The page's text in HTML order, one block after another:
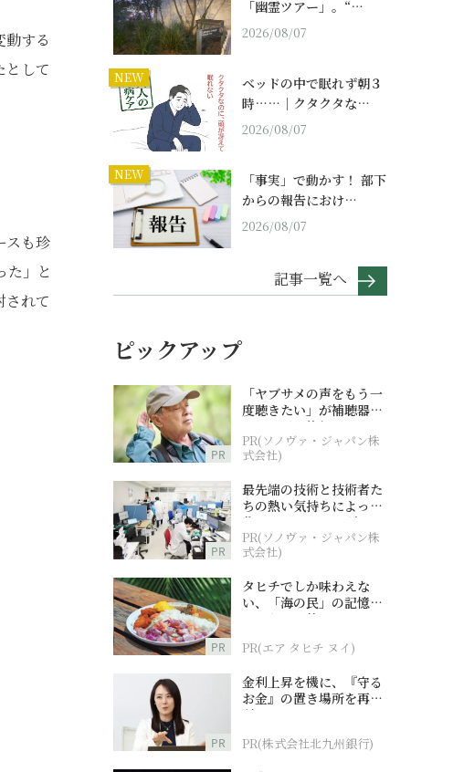
する
として
スも珍
た」と
されて
「幽霊ツアー」。“…
2026/08/07
NEW
ベッドの中で眠れず朝３
時……｜クタクタな…
2026/08/07
NEW
「事実」で動かす！ 部下
からの報告におけ…
2026/08/07
記事一覧へ
ピックアップ
PR
「ヤブサメの声をもう一
度聴きたい」が補聴器チ
ャレンジの後押しに
PR(ソノヴァ・ジャパン株
式会社)
PR
最先端の技術と技術者た
ちの熱い気持ちによって
作られているオーダーメ
イド補聴器
PR(ソノヴァ・ジャパン株
式会社)
PR
タヒチでしか味わえな
い、「海の民」の記憶へ
とつながる旅
PR(エア タヒチ ヌイ)
PR
金利上昇を機に、『守る
お金』の置き場所を再検
討
PR(株式会社北九州銀行)